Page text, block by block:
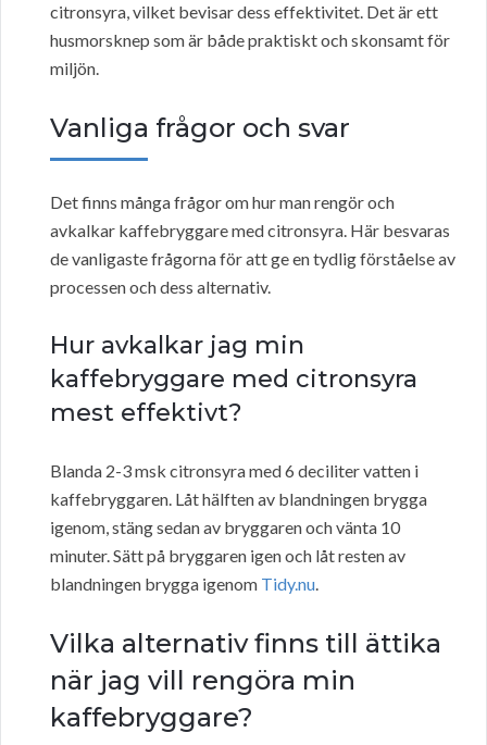
citronsyra, vilket bevisar dess effektivitet. Det är ett
husmorsknep som är både praktiskt och skonsamt för
miljön.
Vanliga frågor och svar
Det finns många frågor om hur man rengör och
avkalkar kaffebryggare med citronsyra. Här besvaras
de vanligaste frågorna för att ge en tydlig förståelse av
processen och dess alternativ.
Hur avkalkar jag min
kaffebryggare med citronsyra
mest effektivt?
Blanda 2-3 msk citronsyra med 6 deciliter vatten i
kaffebryggaren. Låt hälften av blandningen brygga
igenom, stäng sedan av bryggaren och vänta 10
minuter. Sätt på bryggaren igen och låt resten av
blandningen brygga igenom Tidy.nu.
Vilka alternativ finns till ättika
när jag vill rengöra min
kaffebryggare?